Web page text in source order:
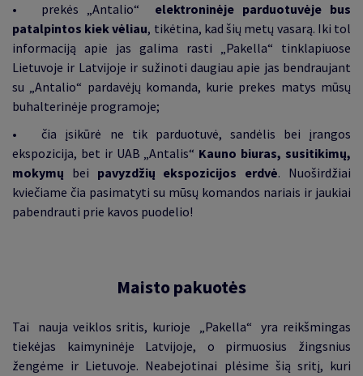
• prekės „Antalio“
elektroninėje parduotuvėje bus
patalpintos kiek vėliau, tikėtina, kad šių metų vasarą. Iki tol
informaciją apie jas galima rasti „Pakella“ tinklapiuose
Lietuvoje ir Latvijoje ir sužinoti daugiau apie jas bendraujant
su „Antalio“ pardavėjų komanda, kurie prekes matys mūsų
buhalterinėje programoje;
• čia įsikūrė ne tik parduotuvė, sandėlis bei įrangos
ekspozicija, bet ir UAB „Antalis“ Kauno biuras, susitikimų,
mokymų bei pavyzdžių ekspozicijos erdvė. Nuoširdžiai
kviečiame čia pasimatyti su mūsų komandos nariais ir jaukiai
pabendrauti prie kavos puodelio!
Maisto pakuotės
Tai nauja veiklos sritis, kurioje „Pakella“ yra reikšmingas
tiekėjas kaimyninėje Latvijoje, o pirmuosius žingsnius
žengėme ir Lietuvoje. Neabejotinai plėsime šią sritį, kuri